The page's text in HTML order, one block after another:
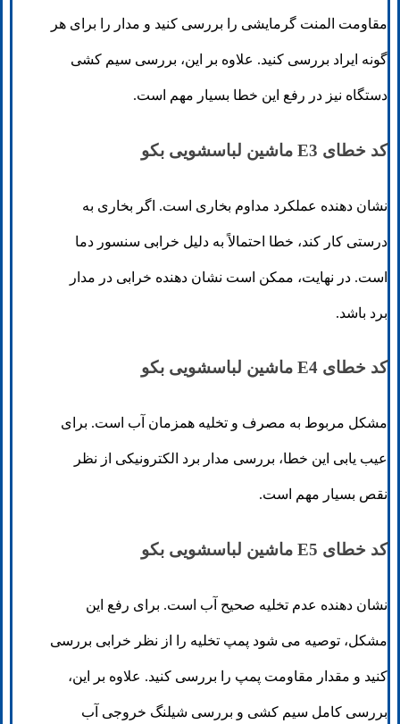
مقاومت المنت گرمایشی را بررسی کنید و مدار را برای هر
گونه ایراد بررسی کنید. علاوه بر این، بررسی سیم کشی
دستگاه نیز در رفع این خطا بسیار مهم است.
کد خطای E3 ماشین لباسشویی بکو
نشان دهنده عملکرد مداوم بخاری است. اگر بخاری به
درستی کار کند، خطا احتمالاً به دلیل خرابی سنسور دما
است. در نهایت، ممکن است نشان دهنده خرابی در مدار
برد باشد.
کد خطای E4 ماشین لباسشویی بکو
مشکل مربوط به مصرف و تخلیه همزمان آب است. برای
عیب یابی این خطا، بررسی مدار برد الکترونیکی از نظر
نقص بسیار مهم است.
کد خطای E5 ماشین لباسشویی بکو
نشان دهنده عدم تخلیه صحیح آب است. برای رفع این
مشکل، توصیه می شود پمپ تخلیه را از نظر خرابی بررسی
کنید و مقدار مقاومت پمپ را بررسی کنید. علاوه بر این،
بررسی کامل سیم کشی و بررسی شیلنگ خروجی آب